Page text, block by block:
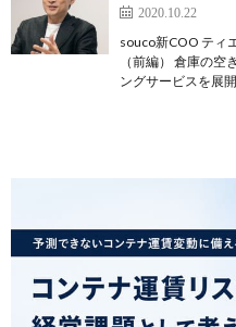
2020.10.22
souco新COO ティ
（前編） 倉庫の
ングサービスを展